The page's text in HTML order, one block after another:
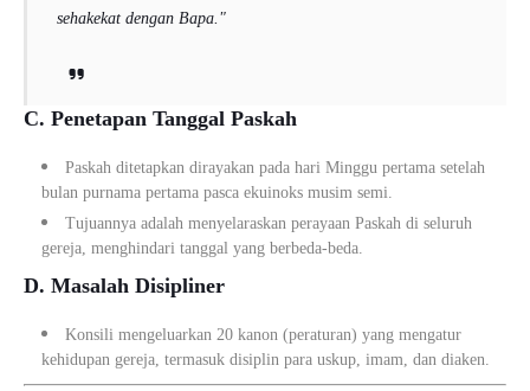
sehakekat dengan Bapa."
C. Penetapan Tanggal Paskah
Paskah ditetapkan dirayakan pada hari Minggu pertama setelah
bulan purnama pertama pasca ekuinoks musim semi.
Tujuannya adalah menyelaraskan perayaan Paskah di seluruh
gereja, menghindari tanggal yang berbeda-beda.
D. Masalah Disipliner
Konsili mengeluarkan 20 kanon (peraturan) yang mengatur
kehidupan gereja, termasuk disiplin para uskup, imam, dan diaken.